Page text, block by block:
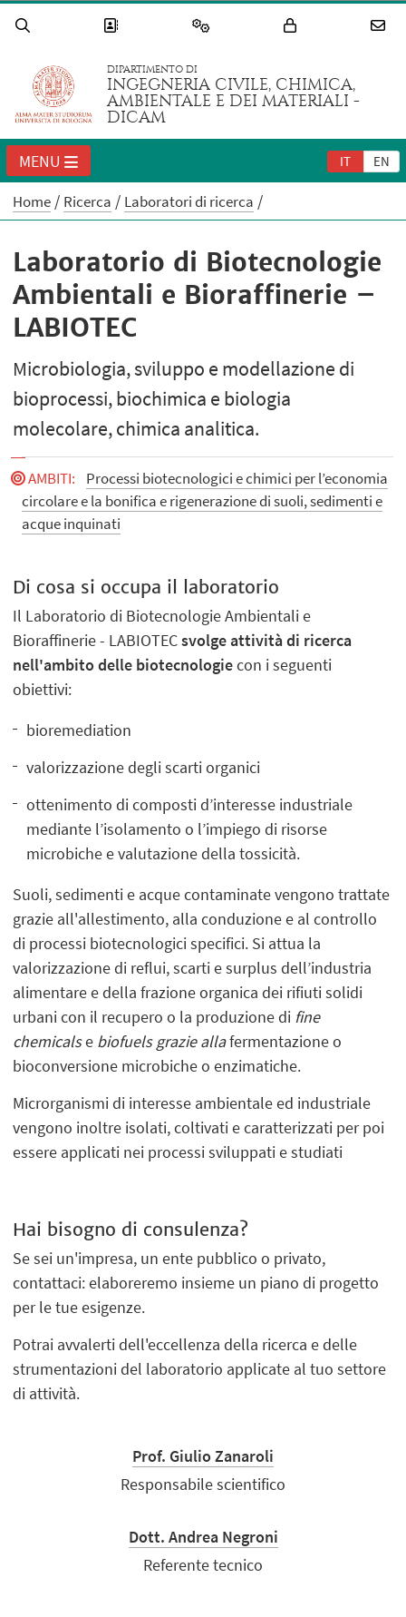
DIPARTIMENTO DI
INGEGNERIA CIVILE, CHIMICA,
AMBIENTALE E DEI MATERIALI -
DICAM
IT EN
MENU
Home Ricerca Laboratori di ricerca
Laboratorio di Biotecnologie
Ambientali e Bioraffinerie –
LABIOTEC
Microbiologia, sviluppo e modellazione di
bioprocessi, biochimica e biologia
molecolare, chimica analitica.
AMBITI:
Processi biotecnologici e chimici per l’economia
circolare e la bonifica e rigenerazione di suoli, sedimenti e
acque inquinati
Di cosa si occupa il laboratorio
Il Laboratorio di Biotecnologie Ambientali e
Bioraffinerie - LABIOTECsvolge attività di ricerca
nell'ambito delle biotecnologiecon i seguenti
obiettivi:
bioremediation
valorizzazione degli scarti organici
ottenimento di composti d’interesse industriale
mediante l’isolamento o l’impiego di risorse
microbiche e valutazione della tossicità.
Suoli, sedimenti e acque contaminate vengono trattate
grazie all'allestimento, alla conduzione e al controllo
di processi biotecnologici specifici. Si attua la
valorizzazione di reflui, scarti e surplus dell’industria
alimentare e della frazione organica dei rifiuti solidi
urbani con il recupero o la produzione di fine
chemicalse biofuels grazie allafermentazione o
bioconversione microbiche o enzimatiche.
Microrganismi di interesse ambientale ed industriale
vengono inoltre isolati, coltivati e caratterizzati per poi
essere applicati nei processi sviluppati e studiati
Hai bisogno di consulenza?
Se sei un'impresa, un ente pubblico o privato,
contattaci: elaboreremo insieme un piano di progetto
per le tue esigenze.
Potrai avvalerti dell'eccellenza della ricerca e delle
strumentazioni del laboratorio applicate al tuo settore
di attività.
Prof. Giulio Zanaroli
Responsabile scientifico
Dott. Andrea Negroni
Referente tecnico